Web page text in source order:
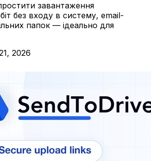
завантаження
без входу в систему, email-
папок — ідеально для
2026